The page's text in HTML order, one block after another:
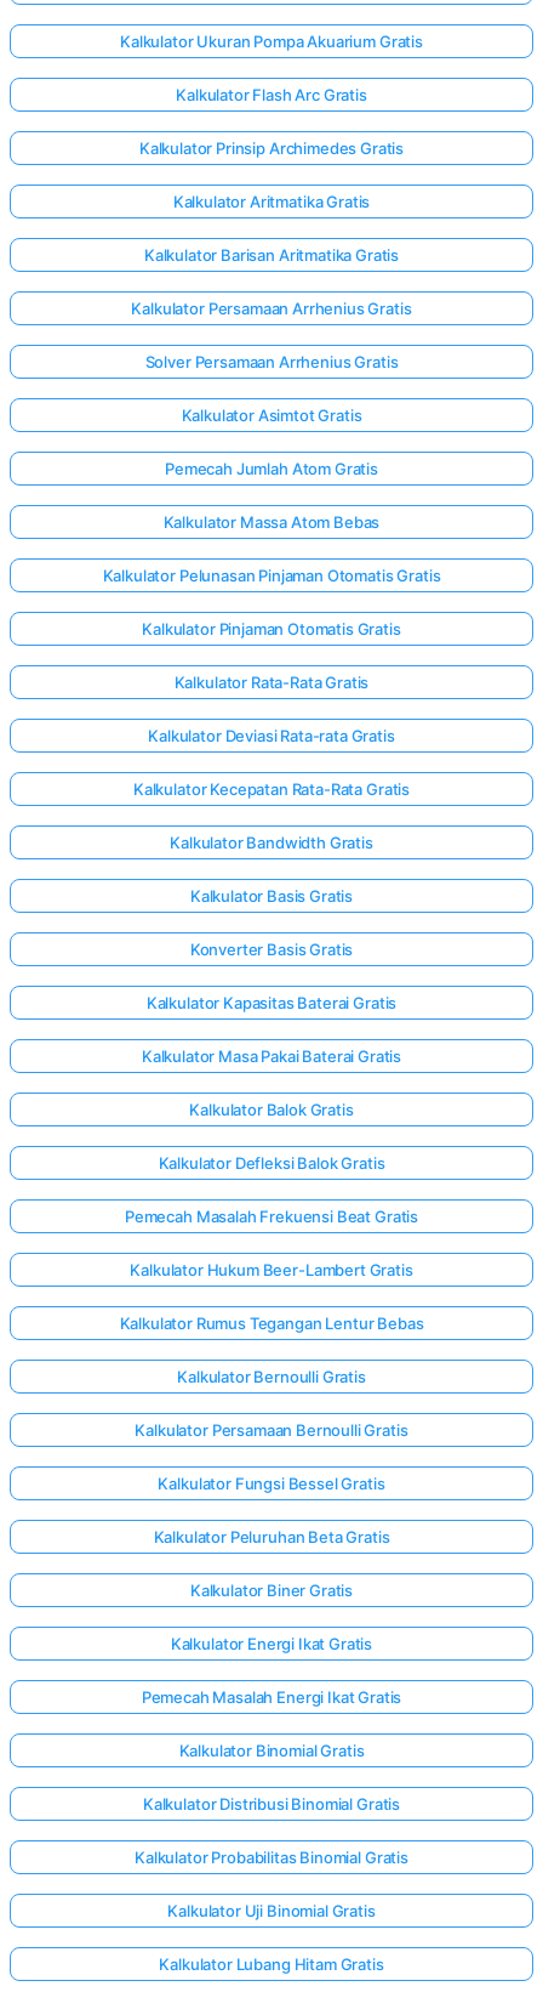
Ada
Ajukan
Anda
Kalkulator Ukuran Pompa Akuarium Gratis
Kalkulator Flash Arc Gratis
Kalkulator Prinsip Archimedes Gratis
Kalkulator Aritmatika Gratis
Kalkulator Barisan Aritmatika Gratis
Kalkulator Persamaan Arrhenius Gratis
Solver Persamaan Arrhenius Gratis
Kalkulator Asimtot Gratis
Pemecah Jumlah Atom Gratis
Kalkulator Massa Atom Bebas
Kalkulator Pelunasan Pinjaman Otomatis Gratis
Kalkulator Pinjaman Otomatis Gratis
Kalkulator Rata-Rata Gratis
Kalkulator Deviasi Rata-rata Gratis
Kalkulator Kecepatan Rata-Rata Gratis
Kalkulator Bandwidth Gratis
Kalkulator Basis Gratis
Konverter Basis Gratis
Kalkulator Kapasitas Baterai Gratis
Kalkulator Masa Pakai Baterai Gratis
Kalkulator Balok Gratis
Kalkulator Defleksi Balok Gratis
Pemecah Masalah Frekuensi Beat Gratis
Kalkulator Hukum Beer-Lambert Gratis
Kalkulator Rumus Tegangan Lentur Bebas
Kalkulator Bernoulli Gratis
Kalkulator Persamaan Bernoulli Gratis
Kalkulator Fungsi Bessel Gratis
Kalkulator Peluruhan Beta Gratis
Kalkulator Biner Gratis
Kalkulator Energi Ikat Gratis
Pemecah Masalah Energi Ikat Gratis
Kalkulator Binomial Gratis
Kalkulator Distribusi Binomial Gratis
Kalkulator Probabilitas Binomial Gratis
Kalkulator Uji Binomial Gratis
Kalkulator Lubang Hitam Gratis